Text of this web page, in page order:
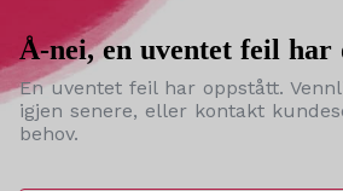
Å-nei, en uventet feil har
En uventet feil har oppstått.
igjen senere, eller kontakt
behov.